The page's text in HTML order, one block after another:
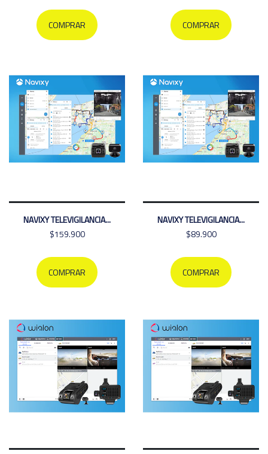
COMPRAR COMPRAR
NAVIXY TELEVIGILANCIA...
$159.900
COMPRAR
NAVIXY TELEVIGILANCIA...
$89.900
COMPRAR